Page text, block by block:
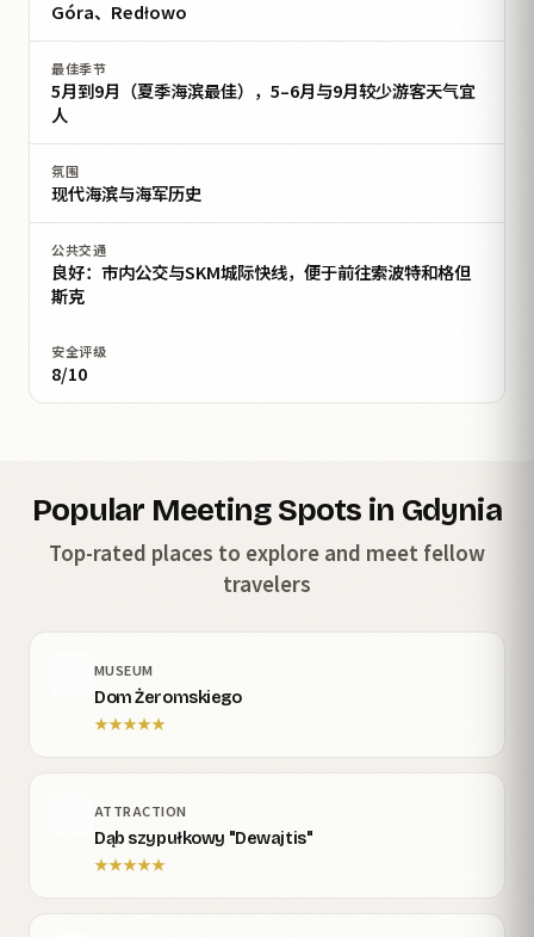
Góra、Redłowo
最佳季节
5月到9月（夏季海滨最佳），5–6月与9月较少游客天气宜
人
氛围
现代海滨与海军历史
公共交通
良好：市内公交与SKM城际快线，便于前往索波特和格但
斯克
安全评级
8/10
Popular Meeting Spots in Gdynia
Top-rated places to explore and meet fellow
travelers
MUSEUM
Dom Żeromskiego
★★★★★
ATTRACTION
Dąb szypułkowy "Dewajtis"
★★★★★